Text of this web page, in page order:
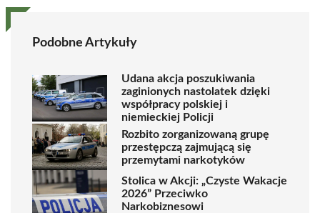
Podobne Artykuły
Udana akcja poszukiwania
zaginionych nastolatek dzięki
współpracy polskiej i
niemieckiej Policji
Rozbito zorganizowaną grupę
przestępczą zajmującą się
przemytami narkotyków
Stolica w Akcji: „Czyste Wakacje
2026” Przeciwko
Narkobiznesowi